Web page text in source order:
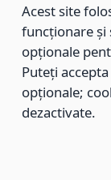
827/
furnizate în
Adăpost,
Acest site
funcționare și
opționale
Puteți
opționale;
dezactivate.